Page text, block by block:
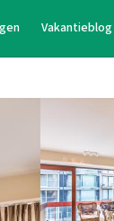
Vakantieblog